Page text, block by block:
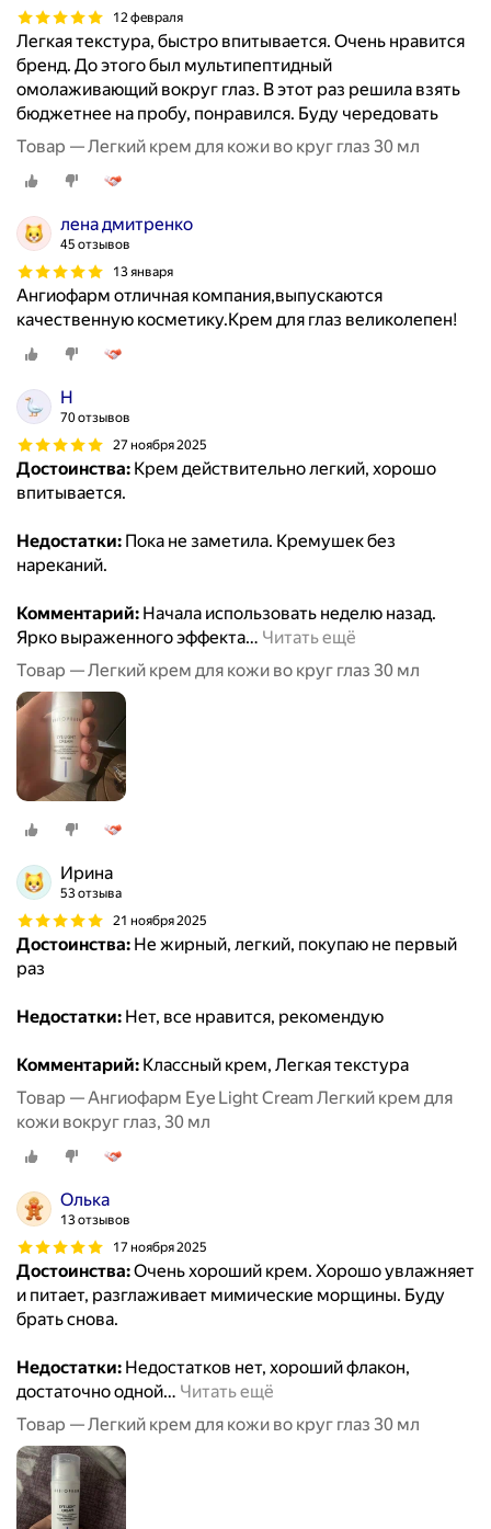
12 февраля
Легкая текстура, быстро впитывается. Очень нравится
бренд. До этого был мультипептидный
омолаживающий вокруг глаз. В этот раз решила взять
бюджетнее на пробу, понравился. Буду чередовать
Товар — Легкий крем для кожи во круг глаз 30 мл
лена дмитренко
45 отзывов
13 января
Ангиофарм отличная компания,выпускаются
качественную косметику.Крем для глаз великолепен!
Н
70 отзывов
27 ноября 2025
Достоинства: Крем действительно легкий, хорошо
впитывается.
Недостатки: Пока не заметила. Кремушек без
нареканий.
Комментарий: Начала использовать неделю назад.
Ярко выраженного эффекта… Читать ещё
Товар — Легкий крем для кожи во круг глаз 30 мл
Ирина
53 отзыва
21 ноября 2025
Достоинства: Не жирный, легкий, покупаю не первый
раз
Недостатки: Нет, все нравится, рекомендую
Комментарий: Классный крем, Легкая текстура
Товар — Ангиофарм Eye Light Cream Легкий крем для
кожи вокруг глаз, 30 мл
Олька
13 отзывов
17 ноября 2025
Достоинства:Очень хороший крем. Хорошо увлажняет
и питает, разглаживает мимические морщины. Буду
брать снова.
Недостатки: Недостатков нет, хороший флакон,
достаточно одной… Читать ещё
Товар — Легкий крем для кожи во круг глаз 30 мл